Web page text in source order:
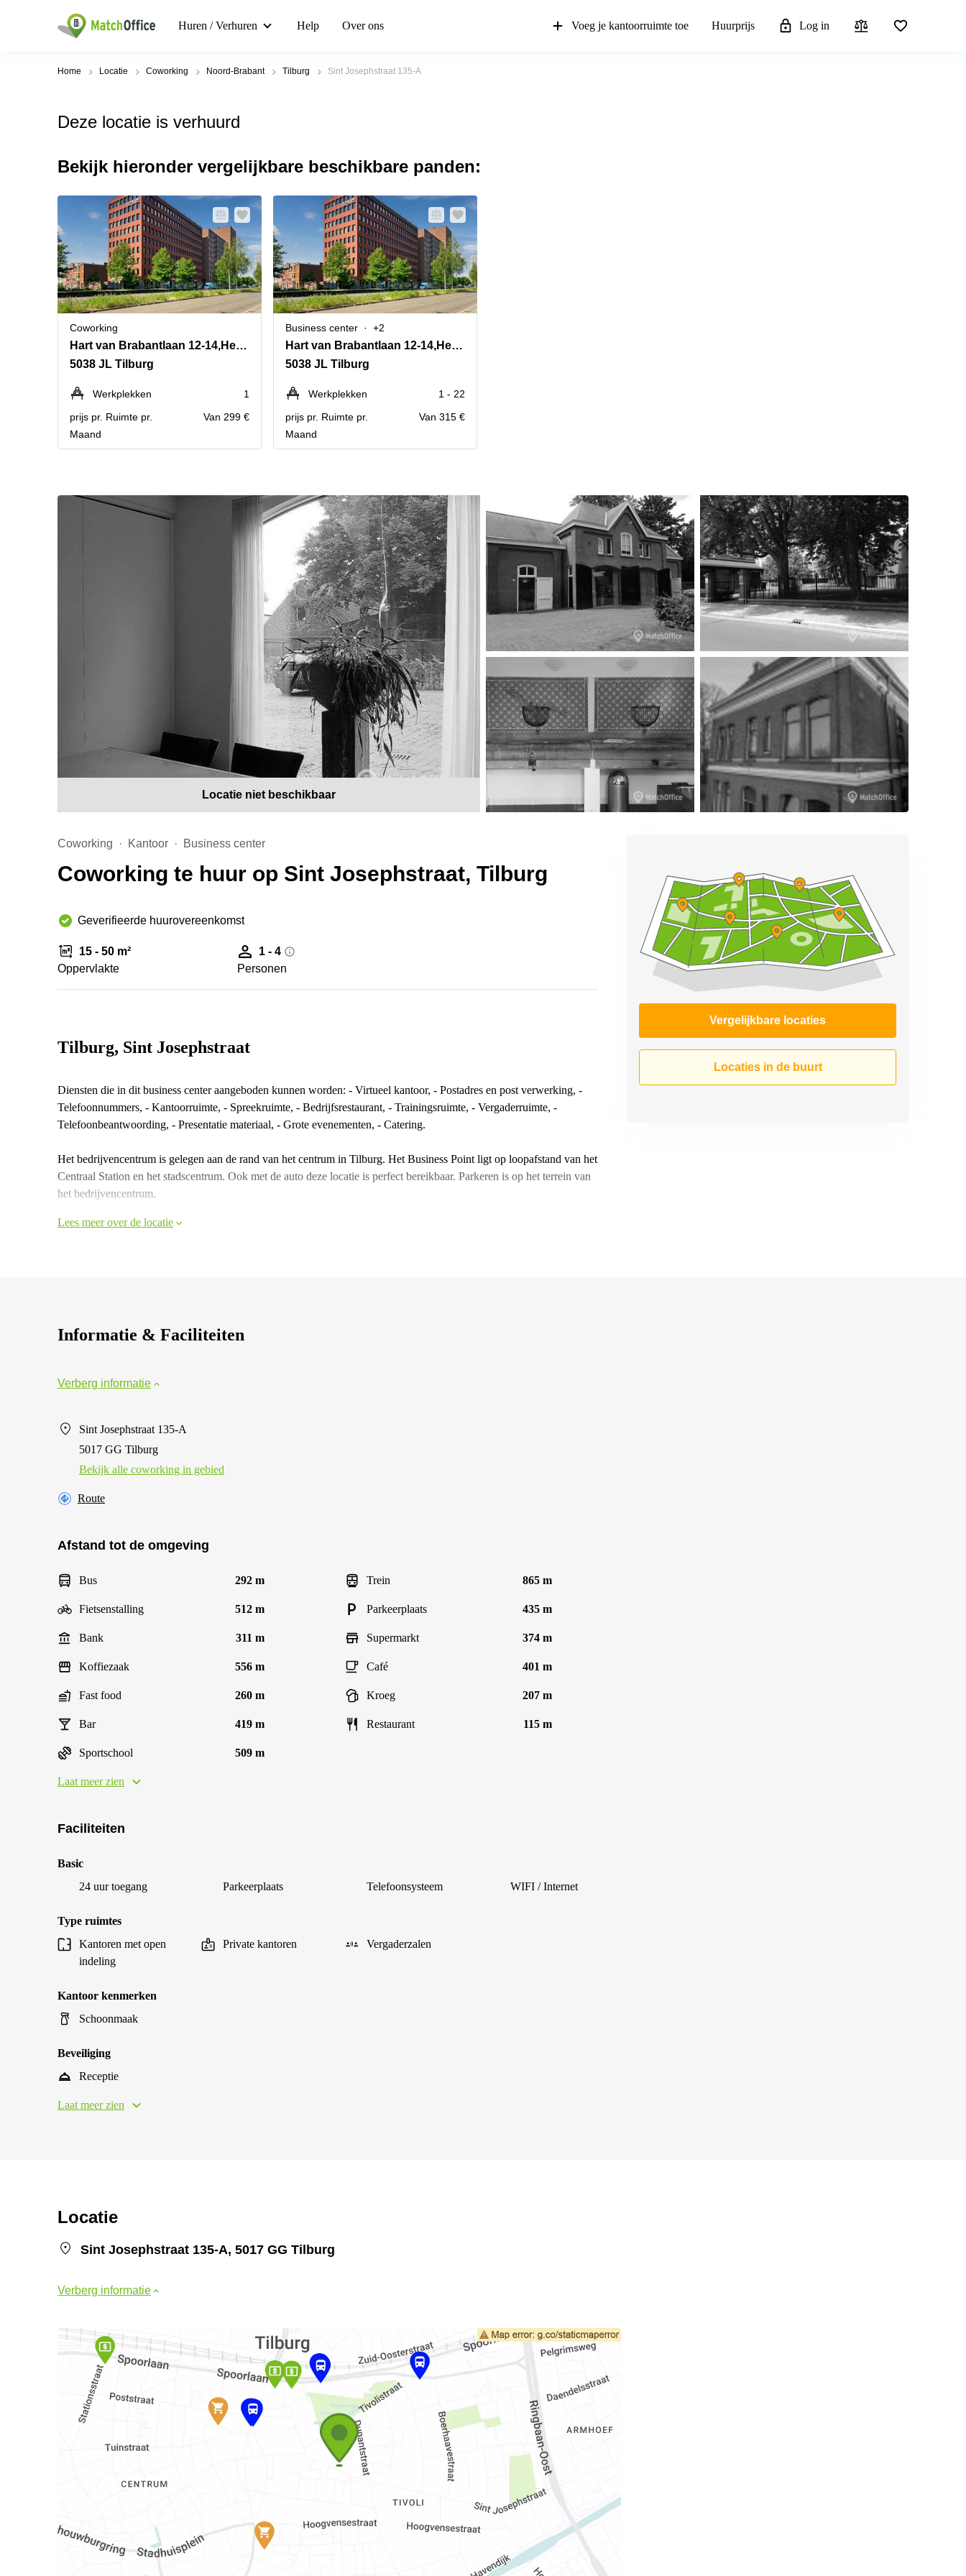
Huren / Verhuren Help Over ons Voeg je kantoorruimte toe Huurprijs Log in
Home Locatie Coworking Noord-Brabant Tilburg Sint Josephstraat 135-A
Deze locatie is verhuurd
Bekijk hieronder vergelijkbare beschikbare panden:
Coworking
Hart van Brabantlaan 12-14,Het Laken
5038 JL Tilburg
Werkplekken
1
prijs pr. Ruimte pr.
Maand
Van 299 €
Business center +2
Hart van Brabantlaan 12-14,Het Laken
5038 JL Tilburg
Werkplekken
1 - 22
prijs pr. Ruimte pr.
Maand
Van 315 €
Locatie niet beschikbaar
Coworking Kantoor Business center
Coworking te huur op Sint Josephstraat, Tilburg
Geverifieerde huurovereenkomst
15 - 50 m²
Oppervlakte
1 - 4
Personen
Vergelijkbare locaties
Locaties in de buurt
Tilburg, Sint Josephstraat
Diensten die in dit business center aangeboden kunnen worden: - Virtueel kantoor, - Postadres en post verwerking, -
Telefoonnummers, - Kantoorruimte, - Spreekruimte, - Bedrijfsrestaurant, - Trainingsruimte, - Vergaderruimte, -
Telefoonbeantwoording, - Presentatie materiaal, - Grote evenementen, - Catering.
Het bedrijvencentrum is gelegen aan de rand van het centrum in Tilburg. Het Business Point ligt op loopafstand van het
Centraal Station en het stadscentrum. Ook met de auto deze locatie is perfect bereikbaar. Parkeren is op het terrein van
het bedrijvencentrum.
Lees meer over de locatie
Informatie & Faciliteiten
Verberg informatie
Sint Josephstraat 135-A
5017 GG Tilburg
Bekijk alle сoworking in gebied
Route
Afstand tot de omgeving
Bus 292 m Trein 865 m
Fietsenstalling 512 m Parkeerplaats 435 m
Bank 311 m Supermarkt 374 m
Koffiezaak 556 m Café 401 m
Fast food 260 m Kroeg 207 m
Bar 419 m Restaurant 115 m
Sportschool 509 m
Laat meer zien
Faciliteiten
Basic
24 uur toegang
Parkeerplaats Telefoonsysteem WIFI / Internet
Type ruimtes
Kantoren met open
indeling
Private kantoren Vergaderzalen
Kantoor kenmerken
Schoonmaak
Beveiliging
Receptie
Laat meer zien
Locatie
Sint Josephstraat 135-A, 5017 GG Tilburg
Verberg informatie